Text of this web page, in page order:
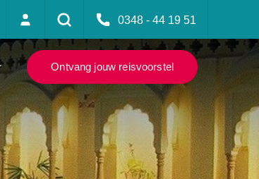
0348 - 44 19 51
Ontvang jouw reisvoorstel